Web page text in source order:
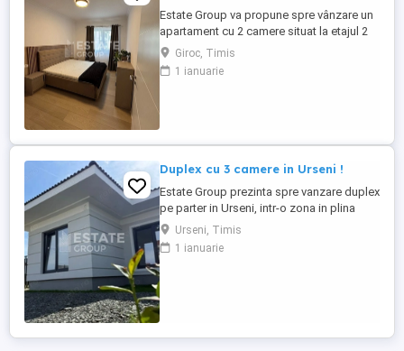
Estate Group va propune spre vânzare un
apartament cu 2 camere situat la etajul 2
din 3 al unui imobil aflat in Giroc, pe strada
asfaltata, cu acces rapid către transport si
magazine Apartamentul se vinde total
Giroc, Timis
1 ianuarie
Duplex cu 3 camere in Urseni !
Estate Group prezinta spre vanzare duplex
pe parter in Urseni, intr-o zona in plina
dezvoltare ! Suprafata utila de 75 mp,
suprafata teren 310 mp, compartimentat
astfel: Parter: * antreu spatios * living *
Urseni, Timis
1 ianuarie